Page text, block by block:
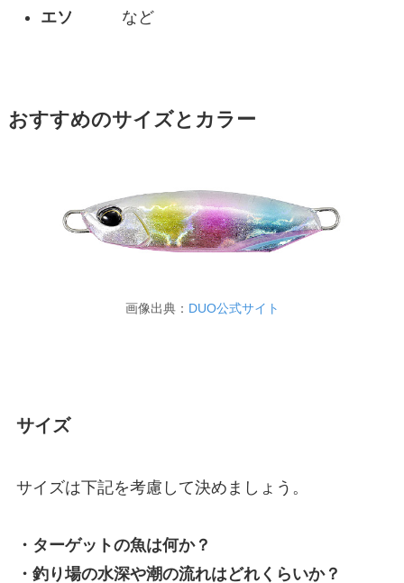
エソ
など
おすすめのサイズとカラー
画像出典： DUO公式サイト
サイズ
サイズは下記を考慮して決めましょう。
・ターゲットの魚は何か？
・釣り場の水深や潮の流れはどれくらいか？